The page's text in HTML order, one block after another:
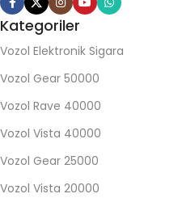
Kategoriler
Vozol Elektronik Sigara
Vozol Gear 50000
Vozol Rave 40000
Vozol Vista 40000
Vozol Gear 25000
Vozol Vista 20000